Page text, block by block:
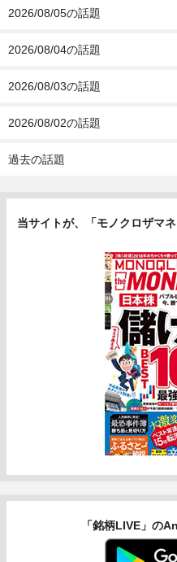
2026/08/05の話題
2026/08/04の話題
2026/08/03の話題
2026/08/02の話題
過去の話題
当サイトが、「モノクロザマ
「銘柄LIVE」の